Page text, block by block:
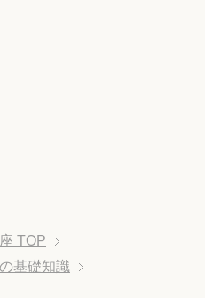
TOP
基礎知識